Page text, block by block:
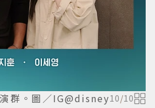
群。圖／IG@disney10/10